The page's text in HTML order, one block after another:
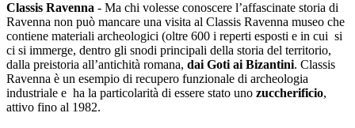
Classis Ravenna - Ma chi volesse conoscere l’affascinate storia di
Ravenna non può mancare una visita al Classis Ravenna museo che
contiene materiali archeologici (oltre 600 i reperti esposti e in cui si
ci si immerge, dentro gli snodi principali della storia del territorio,
dalla preistoria all’antichità romana, dai Goti ai Bizantini. Classis
Ravenna è un esempio di recupero funzionale di archeologia
industriale e ha la particolarità di essere stato uno zuccherificio,
attivo fino al 1982.